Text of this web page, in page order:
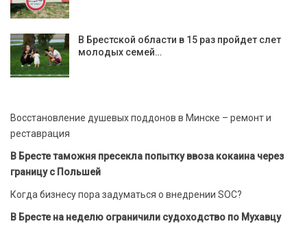
В Брестской области в 15 раз пройдет слет
молодых семей…
Восстановление душевых поддонов в Минске – ремонт и
реставрация
В Бресте таможня пресекла попытку ввоза кокаина через
границу с Польшей
Когда бизнесу пора задуматься о внедрении SOC?
В Бресте на неделю ограничили судоходство по Мухавцу